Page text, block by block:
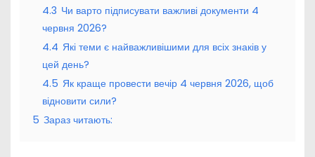
4.3 Чи варто підписувати важливі документи 4
червня 2026?
4.4 Які теми є найважливішими для всіх знаків у
цей день?
4.5 Як краще провести вечір 4 червня 2026, щоб
відновити сили?
5 Зараз читають: